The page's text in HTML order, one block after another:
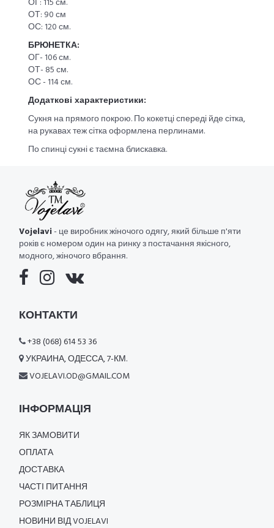
ОТ: 90 см
ОС: 120 см.
БРЮНЕТКА:
ОГ- 106 см.
ОТ- 85 см.
ОС - 114 см.
Додаткові характеристики:
Сукня на прямого покрою. По кокетці спереді йде сітка,
на рукавах теж сітка оформлена перлинами.
По спинці сукні є таємна блискавка.
Vojelavi- це виробник жіночого одягу, який більше п'яти
років є номером один на ринку з постачання якісного,
модного, жіночого вбрання.
КОНТАКТИ
+38 (068) 614 53 36
УКРАИНА, ОДЕССА, 7-КМ.
VOJELAVI.OD@GMAIL.COM
ІНФОРМАЦІЯ
ЯК ЗАМОВИТИ
ОПЛАТА
ДОСТАВКА
ЧАСТІ ПИТАННЯ
РОЗМІРНА ТАБЛИЦЯ
НОВИНИ ВІД VOJELAVI